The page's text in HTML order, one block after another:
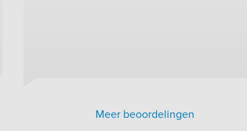
Meer beoordelingen